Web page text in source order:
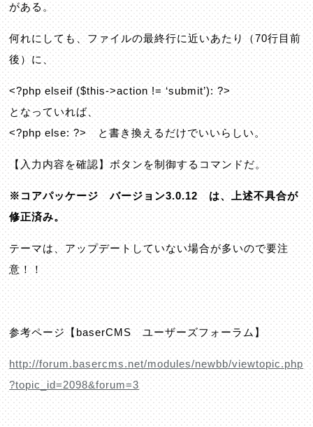
がある。
何れにしても、ファイルの最終行に近いあたり（70行目前
後）に、
<?php elseif ($this->action != ‘submit’): ?>
となっていれば、
<?php else: ?> と書き換えるだけでいいらしい。
【入力内容を確認】ボタンを制御するコマンドだ。
※コアパッケージ バージョン3.0.12 は、上述不具合が
修正済み。
テーマは、アップデートしていない場合が多いので要注
意！！
参考ページ【baserCMS ユーザーズフォーラム】
http://forum.basercms.net/modules/newbb/viewtopic.php
?topic_id=2098&forum=3